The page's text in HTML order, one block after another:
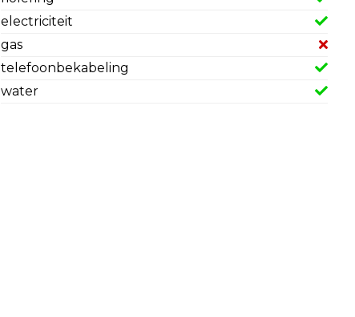
electriciteit
gas
telefoonbekabeling
water